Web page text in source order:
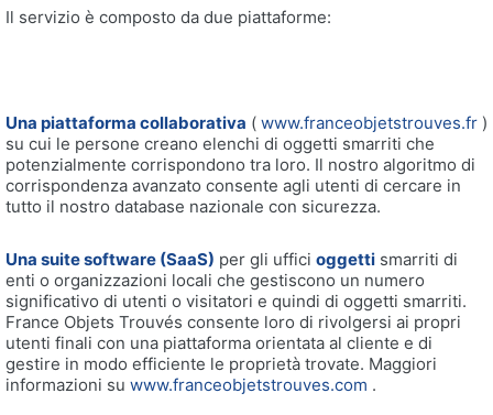
Il servizio è composto da due piattaforme:
Una piattaforma collaborativa ( www.franceobjetstrouves.fr )
su cui le persone creano elenchi di oggetti smarriti che
potenzialmente corrispondono tra loro. Il nostro algoritmo di
corrispondenza avanzato consente agli utenti di cercare in
tutto il nostro database nazionale con sicurezza.
Una suite software (SaaS) per gli uffici oggetti smarriti di
enti o organizzazioni locali che gestiscono un numero
significativo di utenti o visitatori e quindi di oggetti smarriti.
France Objets Trouvés consente loro di rivolgersi ai propri
utenti finali con una piattaforma orientata al cliente e di
gestire in modo efficiente le proprietà trovate. Maggiori
informazioni su www.franceobjetstrouves.com .